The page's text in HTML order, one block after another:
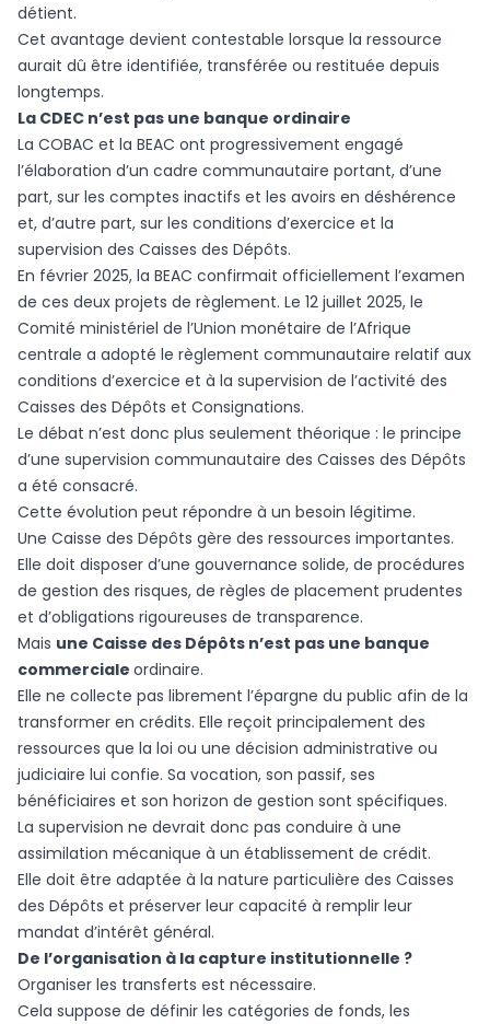
détient.
Cet avantage devient contestable lorsque la ressource
aurait dû être identifiée, transférée ou restituée depuis
longtemps.
La CDEC n’est pas une banque ordinaire
La COBAC et la BEAC ont progressivement engagé
l’élaboration d’un cadre communautaire portant, d’une
part, sur les comptes inactifs et les avoirs en déshérence
et, d’autre part, sur les conditions d’exercice et la
supervision des Caisses des Dépôts.
En février 2025, la BEAC confirmait officiellement l’examen
de ces deux projets de règlement. Le 12 juillet 2025, le
Comité ministériel de l’Union monétaire de l’Afrique
centrale a adopté le règlement communautaire relatif aux
conditions d’exercice et à la supervision de l’activité des
Caisses des Dépôts et Consignations.
Le débat n’est donc plus seulement théorique : le principe
d’une supervision communautaire des Caisses des Dépôts
a été consacré.
Cette évolution peut répondre à un besoin légitime.
Une Caisse des Dépôts gère des ressources importantes.
Elle doit disposer d’une gouvernance solide, de procédures
de gestion des risques, de règles de placement prudentes
et d’obligations rigoureuses de transparence.
Mais une Caisse des Dépôts n’est pas une banque
commerciale ordinaire.
Elle ne collecte pas librement l’épargne du public afin de la
transformer en crédits. Elle reçoit principalement des
ressources que la loi ou une décision administrative ou
judiciaire lui confie. Sa vocation, son passif, ses
bénéficiaires et son horizon de gestion sont spécifiques.
La supervision ne devrait donc pas conduire à une
assimilation mécanique à un établissement de crédit.
Elle doit être adaptée à la nature particulière des Caisses
des Dépôts et préserver leur capacité à remplir leur
mandat d’intérêt général.
De l’organisation à la capture institutionnelle ?
Organiser les transferts est nécessaire.
Cela suppose de définir les catégories de fonds, les